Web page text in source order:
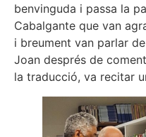
benvinguda i passa la
Cabalgante que van
i breument van parlar
Joan després de
la traducció, va recitar